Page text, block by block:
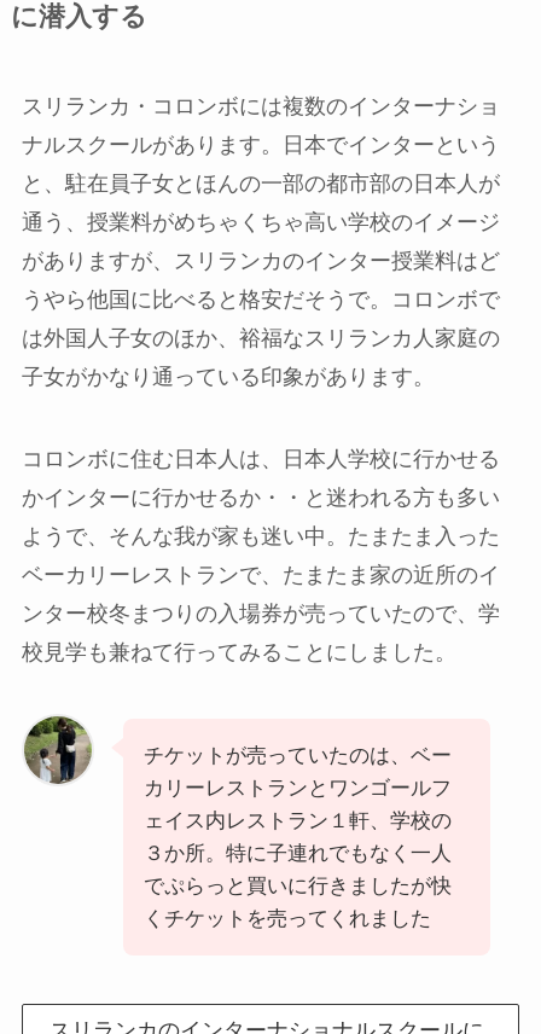
に潜入する
スリランカ・コロンボには複数のインターナショ
ナルスクールがあります。日本でインターという
と、駐在員子女とほんの一部の都市部の日本人が
通う、授業料がめちゃくちゃ高い学校のイメージ
がありますが、スリランカのインター授業料はど
うやら他国に比べると格安だそうで。コロンボで
は外国人子女のほか、裕福なスリランカ人家庭の
子女がかなり通っている印象があります。
コロンボに住む日本人は、日本人学校に行かせる
かインターに行かせるか・・と迷われる方も多い
ようで、そんな我が家も迷い中。たまたま入った
ベーカリーレストランで、たまたま家の近所のイ
ンター校冬まつりの入場券が売っていたので、学
校見学も兼ねて行ってみることにしました。
チケットが売っていたのは、ベー
カリーレストランとワンゴールフ
ェイス内レストラン１軒、学校の
３か所。特に子連れでもなく一人
でぷらっと買いに行きましたが快
くチケットを売ってくれました